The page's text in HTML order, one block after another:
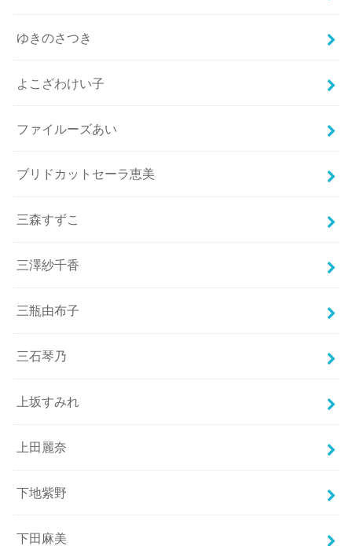
ゆきのさつき
よこざわけい子
ファイルーズあい
ブリドカットセーラ恵美
三森すずこ
三澤紗千香
三瓶由布子
三石琴乃
上坂すみれ
上田麗奈
下地紫野
下田麻美